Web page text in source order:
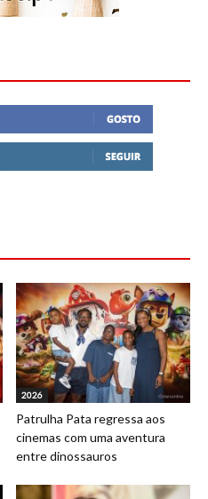
2026
Patrulha Pata regressa aos
cinemas com uma aventura
entre dinossauros